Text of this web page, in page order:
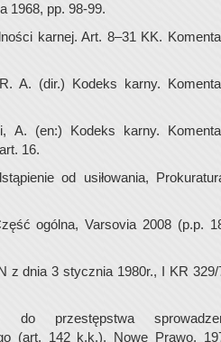
1968, pp. 98-99.
karnej. Art. 8–31 KK.
A. (dir.) Kodeks karny.
A. (en:) Kodeks karny.
16.
od usiłowania,
ogólna, Varsovia 2008 (p.p.
z dnia 3 stycznia 1980r., I KR 329/
do przestępstwa
(art. 142 k.k.), Nowe Prawo.